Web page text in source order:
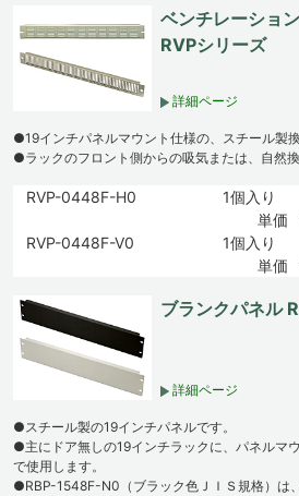
ベンチレーショ
RVPシリーズ
詳細ページ
●19インチパネルマウント仕様の、スチール製
●ラックのフロント側からの吸気または、自然
RVP-0448F-H0
1個入り
単価
RVP-0448F-V0
1個入り
単価
ブランクパネル
詳細ページ
●スチール製の19インチパネルです。
●主にドア無しの19インチラックに、パネルマ
で使用します。
●RBP-1548F-N0（ブラック色ＪＩＳ規格）は